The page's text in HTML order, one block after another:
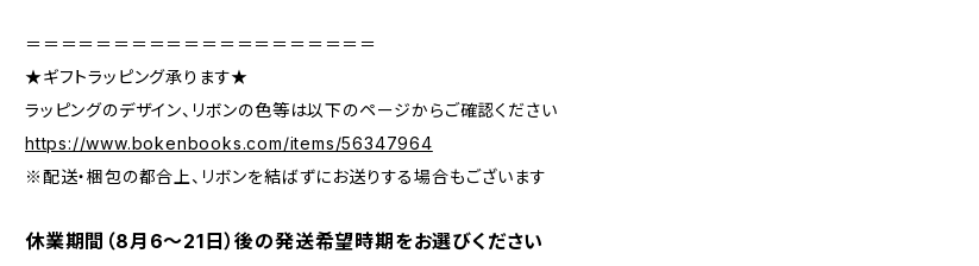
＝＝＝＝＝＝＝＝＝＝＝＝＝＝＝＝＝＝＝＝
★ギフトラッピング承ります★
ラッピングのデザイン、リボンの色等は以下のページからご確認ください
https://www.bokenbooks.com/items/56347964
※配送・梱包の都合上、リボンを結ばずにお送りする場合もございます
休業期間（8月6〜21日）後の発送希望時期をお選びください